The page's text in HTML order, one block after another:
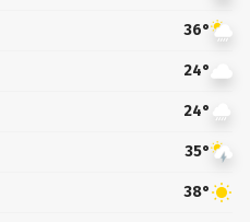
36°
24°
24°
35°
38°